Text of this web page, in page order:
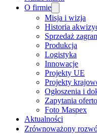
O firmie
Misja i wizja
Historia
Sprzedaż
Produkcja
Logistyka
Innowacje
Projekty UE
Projekty
Ogłoszenia i
Zapytania
Foto Maspex
Aktualności
Zrównoważony